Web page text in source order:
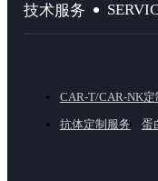
技术服务
CAR-T/CAR-NK定
抗体定制服务
蛋